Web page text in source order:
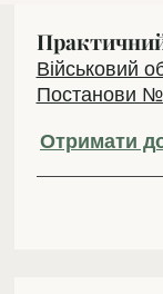
Військовий
Постанови
Отримати